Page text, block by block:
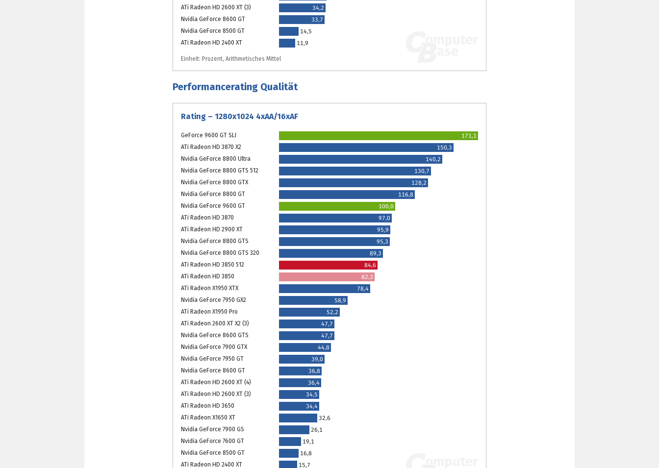
ATi Radeon HD 2600 XT (3)
34,2
Nvidia GeForce 8600 GT
33,7
Nvidia GeForce 8500 GT
14,5
ATi Radeon HD 2400 XT
11,9
Einheit: Prozent, Arithmetisches Mittel
Performancerating Qualität
Rating – 1280x1024 4xAA/16xAF
GeForce 9600 GT SLI
171,1
ATi Radeon HD 3870 X2
150,3
Nvidia GeForce 8800 Ultra
140,2
Nvidia GeForce 8800 GTS 512
130,7
Nvidia GeForce 8800 GTX
128,2
Nvidia GeForce 8800 GT
116,8
Nvidia GeForce 9600 GT
100,0
ATi Radeon HD 3870
97,0
ATi Radeon HD 2900 XT
95,9
Nvidia GeForce 8800 GTS
95,3
Nvidia GeForce 8800 GTS 320
89,3
ATi Radeon HD 3850 512
84,6
ATi Radeon HD 3850
82,3
ATi Radeon X1950 XTX
78,4
Nvidia GeForce 7950 GX2
58,9
ATi Radeon X1950 Pro
52,2
ATi Radeon 2600 XT X2 (3)
47,7
Nvidia GeForce 8600 GTS
47,7
Nvidia GeForce 7900 GTX
44,8
Nvidia GeForce 7950 GT
39,0
Nvidia GeForce 8600 GT
36,8
ATi Radeon HD 2600 XT (4)
36,4
ATi Radeon HD 2600 XT (3)
34,5
ATi Radeon HD 3650
34,4
ATi Radeon X1650 XT
32,6
Nvidia GeForce 7900 GS
26,1
Nvidia GeForce 7600 GT
19,1
Nvidia GeForce 8500 GT
16,8
ATi Radeon HD 2400 XT
15,7